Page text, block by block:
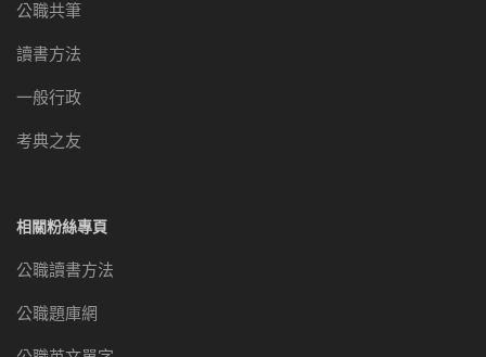
公職共筆
讀書方法
一般行政
考典之友
相關粉絲專頁
公職讀書方法
公職題庫網